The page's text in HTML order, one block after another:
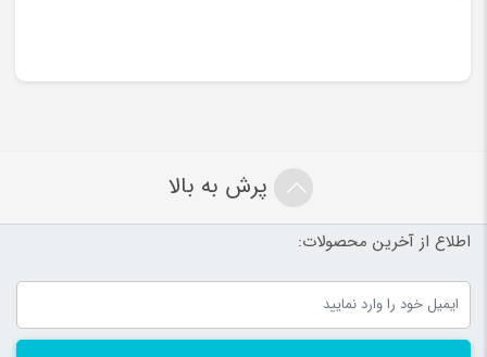
پرش به بالا
اطلاع از آخرین محصولات: